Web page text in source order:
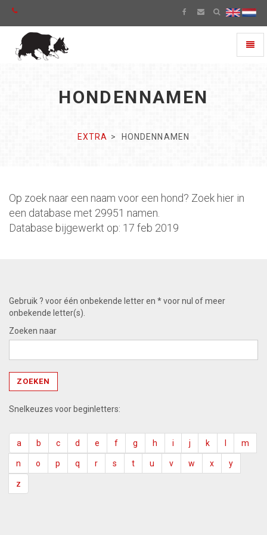
HONDENNAMEN
EXTRA HONDENNAMEN
Op zoek naar een naam voor een hond? Zoek hier in
een database met 29951 namen.
Database bijgewerkt op: 17 feb 2019
Gebruik ? voor één onbekende letter en * voor nul of meer
onbekende letter(s).
Zoeken naar
Snelkeuzes voor beginletters:
a b c d e f g h i j k m
n o p q r s t u v w x y
z